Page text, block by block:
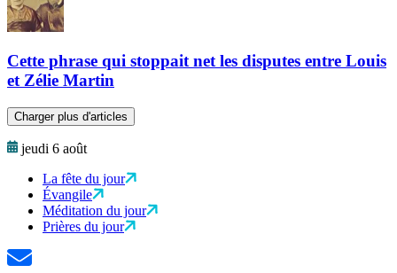
Cette phrase qui stoppait net les disputes entre Louis
et Zélie Martin
Charger plus d'articles
jeudi 6 août
La fête du jour
Évangile
Méditation du jour
Prières du jour